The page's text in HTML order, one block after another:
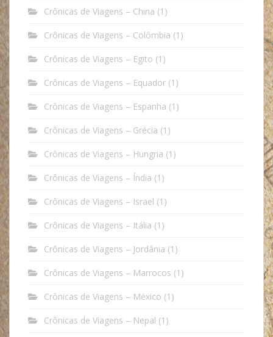
Crônicas de Viagens – China (1)
Crônicas de Viagens – Colômbia (1)
Crônicas de Viagens – Egito (1)
Crônicas de Viagens – Equador (1)
Crônicas de Viagens – Espanha (1)
Crônicas de Viagens – Grécia (1)
Crônicas de Viagens – Hungria (1)
Crônicas de Viagens – Índia (1)
Crônicas de Viagens – Israel (1)
Crônicas de Viagens – Itália (1)
Crônicas de Viagens – Jordânia (1)
Crônicas de Viagens – Marrocos (1)
Crônicas de Viagens – México (1)
Crônicas de Viagens – Nepal (1)